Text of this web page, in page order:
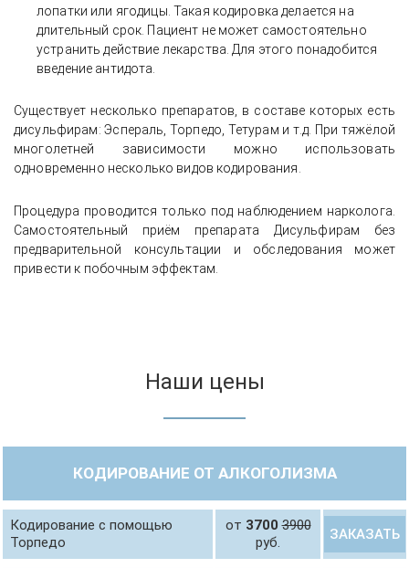
лопатки или ягодицы. Такая кодировка делается на
длительный срок. Пациент не может самостоятельно
устранить действие лекарства. Для этого понадобится
введение антидота.
Существует несколько препаратов, в составе которых есть
дисульфирам: Эспераль, Торпедо, Тетурам и т.д. При тяжёлой
многолетней зависимости можно использовать
одновременно несколько видов кодирования.
Процедура проводится только под наблюдением нарколога.
Самостоятельный приём препарата Дисульфирам без
предварительной консультации и обследования может
привести к побочным эффектам.
Наши цены
КОДИРОВАНИЕ ОТ АЛКОГОЛИЗМА
Кодирование с помощью
Торпедо
от 37003900
руб.
ЗАКАЗАТЬ